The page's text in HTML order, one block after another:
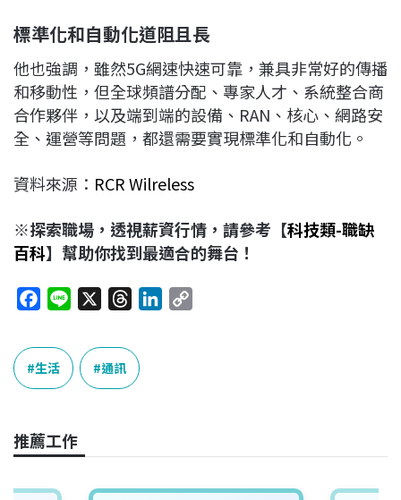
標準化和自動化道阻且長
他也強調，雖然5G網速快速可靠，兼具非常好的傳播
和移動性，但全球頻譜分配、專家人才、系統整合商
合作夥伴，以及端到端的設備、RAN、核心、網路安
全、運營等問題，都還需要實現標準化和自動化。
資料來源： RCR Wilreless
※探索職場，透視薪資行情，請參考【科技類-職缺
百科】幫助你找到最適合的舞台！
c
e
b
o
k
e
e
a
n
k
生活 通訊
推薦工作